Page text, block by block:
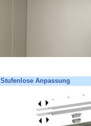
Stufenlose Anpassung